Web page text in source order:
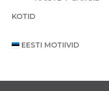
KOTID
EESTI MOTIIVID